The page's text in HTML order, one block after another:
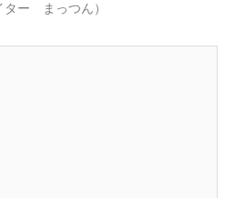
ター まっつん）